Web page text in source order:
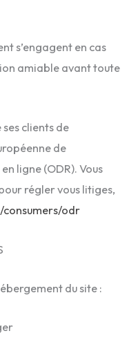
s’engagent en cas
amiable avant toute
clients de
de
ligne (ODR). Vous
régler vous litiges,
consumers/odr
du site :